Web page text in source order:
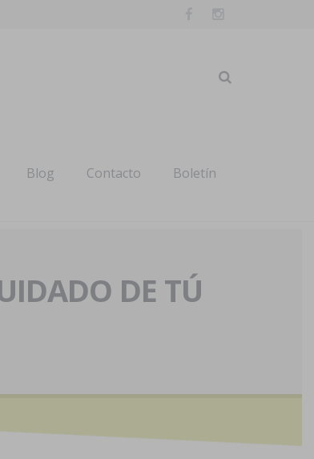
Blog Contacto Boletín
DE TÚ